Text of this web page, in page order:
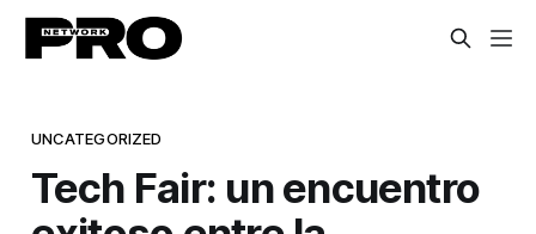
UNCATEGORIZED
Tech Fair: un encuentro